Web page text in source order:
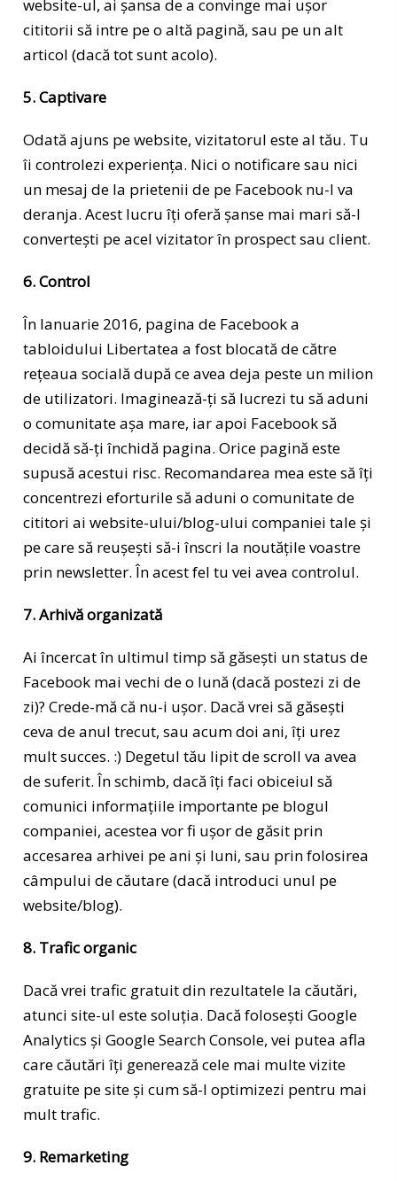
website-ul, ai șansa de a convinge mai ușor
cititorii să intre pe o altă pagină, sau pe un alt
articol (dacă tot sunt acolo).
5. Captivare
Odată ajuns pe website, vizitatorul este al tău. Tu
îi controlezi experiența. Nici o notificare sau nici
un mesaj de la prietenii de pe Facebook nu-l va
deranja. Acest lucru îți oferă șanse mai mari să-l
convertești pe acel vizitator în prospect sau client.
6. Control
În Ianuarie 2016, pagina de Facebook a
tabloidului Libertatea a fost blocată de către
rețeaua socială după ce avea deja peste un milion
de utilizatori. Imaginează-ți să lucrezi tu să aduni
o comunitate așa mare, iar apoi Facebook să
decidă să-ți închidă pagina. Orice pagină este
supusă acestui risc. Recomandarea mea este să îți
concentrezi eforturile să aduni o comunitate de
cititori ai website-ului/blog-ului companiei tale și
pe care să reușești să-i înscri la noutățile voastre
prin newsletter. În acest fel tu vei avea controlul.
7. Arhivă organizată
Ai încercat în ultimul timp să găsești un status de
Facebook mai vechi de o lună (dacă postezi zi de
zi)? Crede-mă că nu-i ușor. Dacă vrei să găsești
ceva de anul trecut, sau acum doi ani, îți urez
mult succes. :) Degetul tău lipit de scroll va avea
de suferit. În schimb, dacă îți faci obiceiul să
comunici informațiile importante pe blogul
companiei, acestea vor fi ușor de găsit prin
accesarea arhivei pe ani și luni, sau prin folosirea
câmpului de căutare (dacă introduci unul pe
website/blog).
8. Trafic organic
Dacă vrei trafic gratuit din rezultatele la căutări,
atunci site-ul este soluția. Dacă folosești Google
Analytics și Google Search Console, vei putea afla
care căutări îți generează cele mai multe vizite
gratuite pe site și cum să-l optimizezi pentru mai
mult trafic.
9. Remarketing